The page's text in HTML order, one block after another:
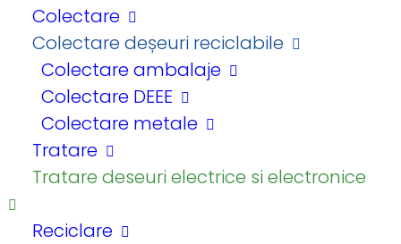
Colectare
Colectare deșeuri reciclabile
Colectare ambalaje
Colectare DEEE
Colectare metale
Tratare
Tratare deseuri electrice si electronice
Reciclare
Contactează-ne